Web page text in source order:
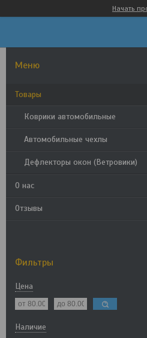
Начать
Товары
Коврики автомобильные
Автомобильные чехлы
Дефлекторы окон (Ветровики)
О нас
Отзывы
Фильтры
Цена
Наличие